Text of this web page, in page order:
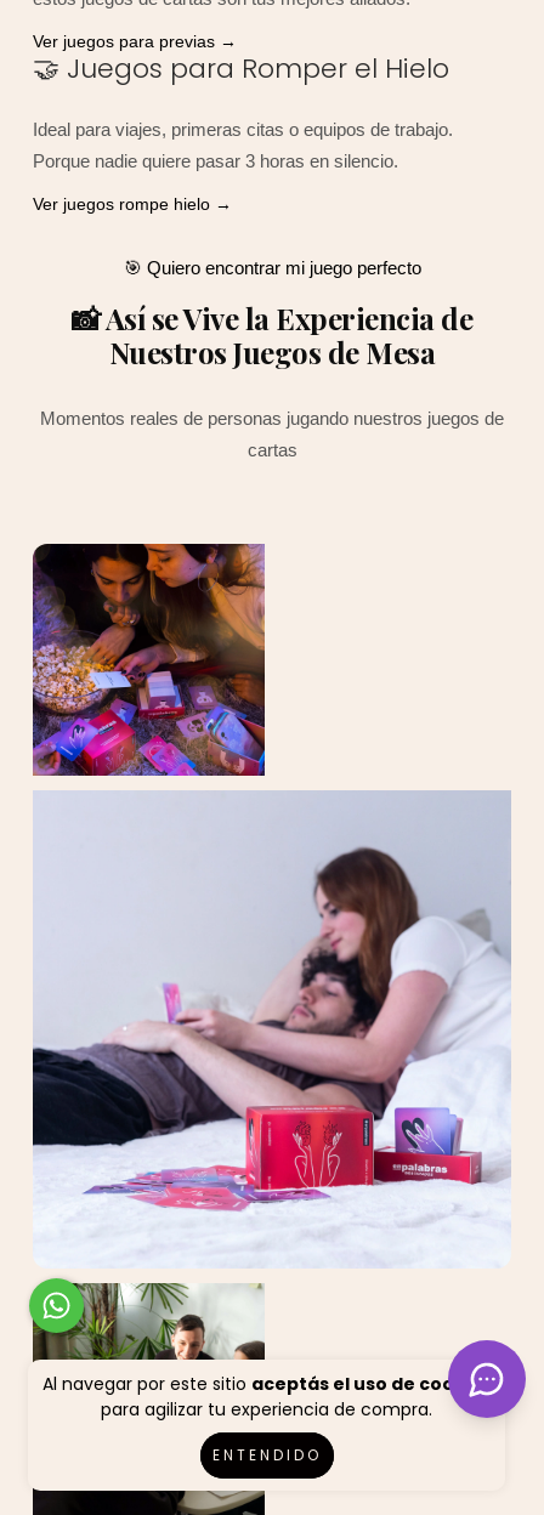
Al navegar por este sitio aceptás el uso de cookies
para agilizar tu experiencia de compra.
ENTENDIDO
Ver juegos para previas →
🤝 Juegos para Romper el Hielo
Ideal para viajes, primeras citas o equipos de trabajo.
Porque nadie quiere pasar 3 horas en silencio.
Ver juegos rompe hielo →
🎯 Quiero encontrar mi juego perfecto
📸 Así se Vive la Experiencia de
Nuestros Juegos de Mesa
Momentos reales de personas jugando nuestros juegos de
cartas